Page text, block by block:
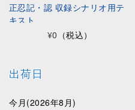
正忍記・認 収録シナリオ用テ
キスト
¥0 （税込）
出荷日
今月(2026年8月)